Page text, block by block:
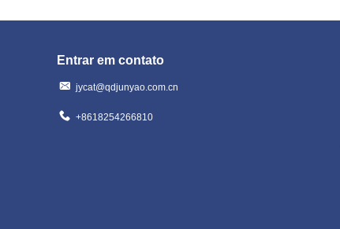
Entrar em contato
jycat@qdjunyao.com.cn
+8618254266810